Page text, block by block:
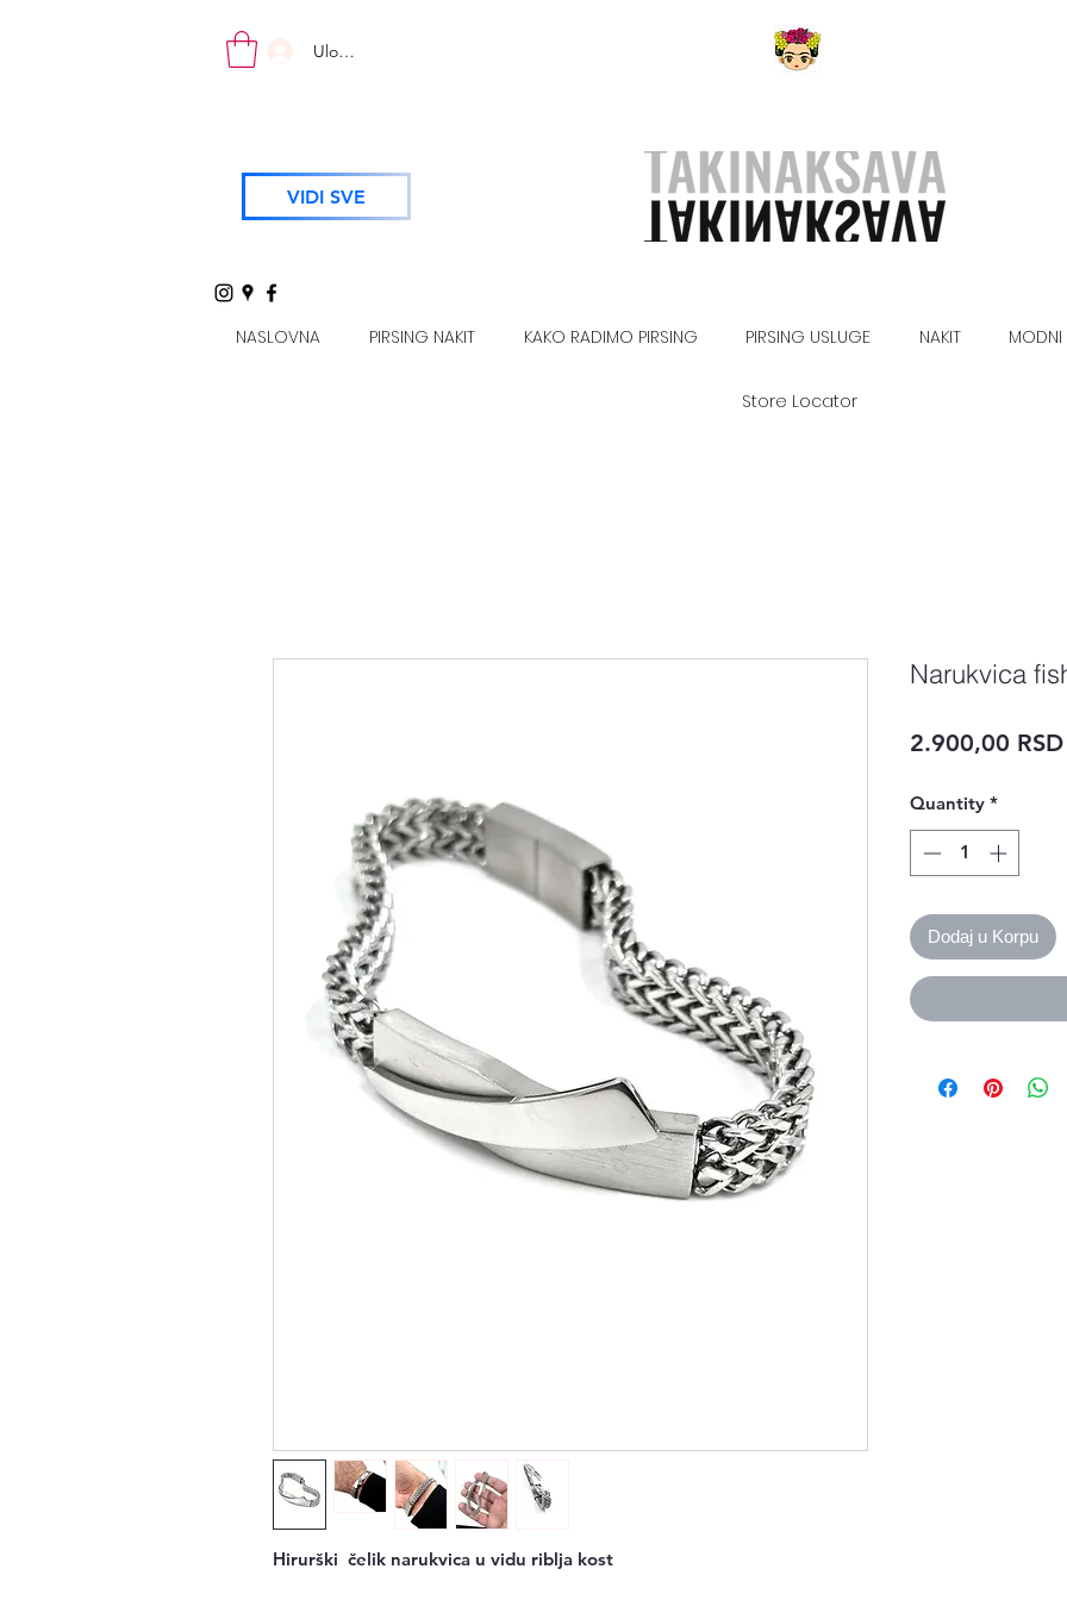
Uloguj se
VIDI SVE
NASLOVNA PIRSING NAKIT KAKO RADIMO PIRSING PIRSING USLUGE NAKIT MODNI
Store Locator
Hirurški  čelik narukvica u vidu riblja kost
Narukvica
2.900,00 RSD
Quantity *
Dodaj u Korpu